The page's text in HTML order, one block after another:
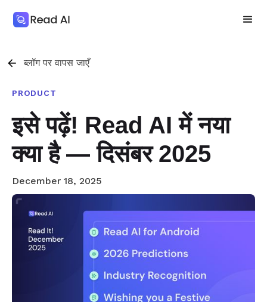
ब्लॉग पर वापस जाएँ
PRODUCT
इसे पढ़ें! Read AI में नया
क्या है — दिसंबर 2025
December 18, 2025